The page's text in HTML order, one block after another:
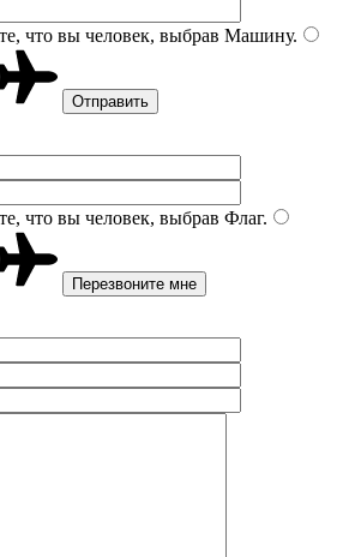
что вы человек, выбрав Машину.
что вы человек, выбрав Флаг.